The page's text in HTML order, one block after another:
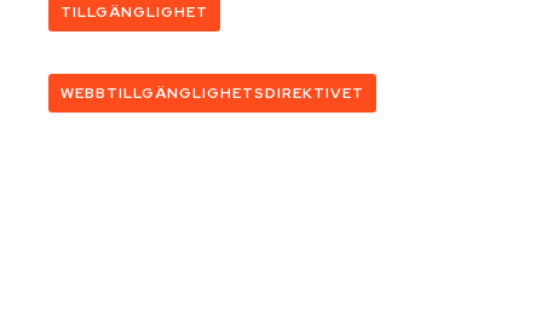
TILLGÄNGLIGHET
WEBBTILLGÄNGLIGHETSDIREKTIVET